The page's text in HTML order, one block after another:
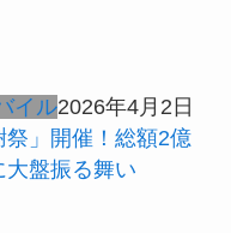
イル2026年4月2日
」開催！総額2億
大盤振る舞い